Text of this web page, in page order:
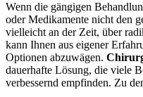
Wenn die gängigen​
oder​ Medikamente nicht den
vielleicht⁤ an der Zeit, über
kann Ihnen aus eigener
Optionen abzuwägen.
dauerhafte Lösung, die viele
verbessernd⁢ empfinden. Zu